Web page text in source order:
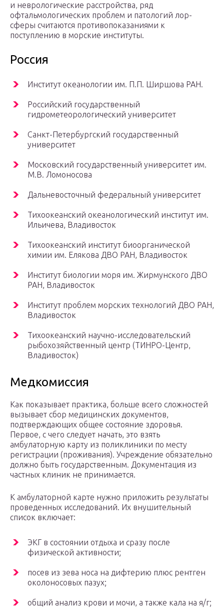
и неврологические расстройства, ряд
офтальмологических проблем и патологий лор-
сферы считаются противопоказаниями к
поступлению в морские институты.
Россия
Институт океанологии им. П.П. Ширшова РАН.
Российский государственный
гидрометеорологический университет
Санкт-Петербургский государственный
университет
Московский государственный университет им.
М.В. Ломоносова
Дальневосточный федеральный университет
Тихоокеанский океанологический институт им.
Ильичева, Владивосток
Тихоокеанский институт биоорганической
химии им. Елякова ДВО РАН, Владивосток
Институт биологии моря им. Жирмунского ДВО
РАН, Владивосток
Институт проблем морских технологий ДВО РАН,
Владивосток
Тихоокеанский научно-исследовательский
рыбохозяйственный центр (ТИНРО-Центр,
Владивосток)
Медкомиссия
Как показывает практика, больше всего сложностей
вызывает сбор медицинских документов,
подтверждающих общее состояние здоровья.
Первое, с чего следует начать, это взять
амбулаторную карту из поликлиники по месту
регистрации (проживания). Учреждение обязательно
должно быть государственным. Документация из
частных клиник не принимается.
К амбулаторной карте нужно приложить результаты
проведенных исследований. Их внушительный
список включает:
ЭКГ в состоянии отдыха и сразу после
физической активности;
посев из зева носа на дифтерию плюс рентген
околоносовых пазух;
общий анализ крови и мочи, а также кала на я/г;